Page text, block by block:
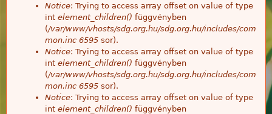
Notice: Trying to access array offset on value of type
int element_children() függvényben
(/var/www/vhosts/sdg.org.hu/sdg.org.hu/includes/com
mon.inc 6595 sor).
Notice: Trying to access array offset on value of type
int element_children() függvényben
(/var/www/vhosts/sdg.org.hu/sdg.org.hu/includes/com
mon.inc 6595 sor).
Notice: Trying to access array offset on value of type
int element_children() függvényben